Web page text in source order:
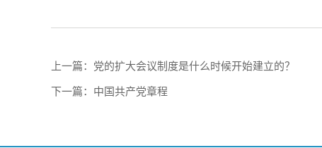
上一篇： 党的扩大会议制度是什么时候开始建立的？
下一篇： 中国共产党章程